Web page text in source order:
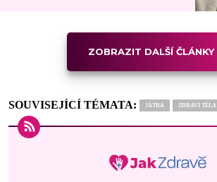
ZOBRAZIT DALŠÍ ČLÁNKY
SOUVISEJÍCÍ TÉMATA: JÁTRA ZDRAVÍ TĚLA